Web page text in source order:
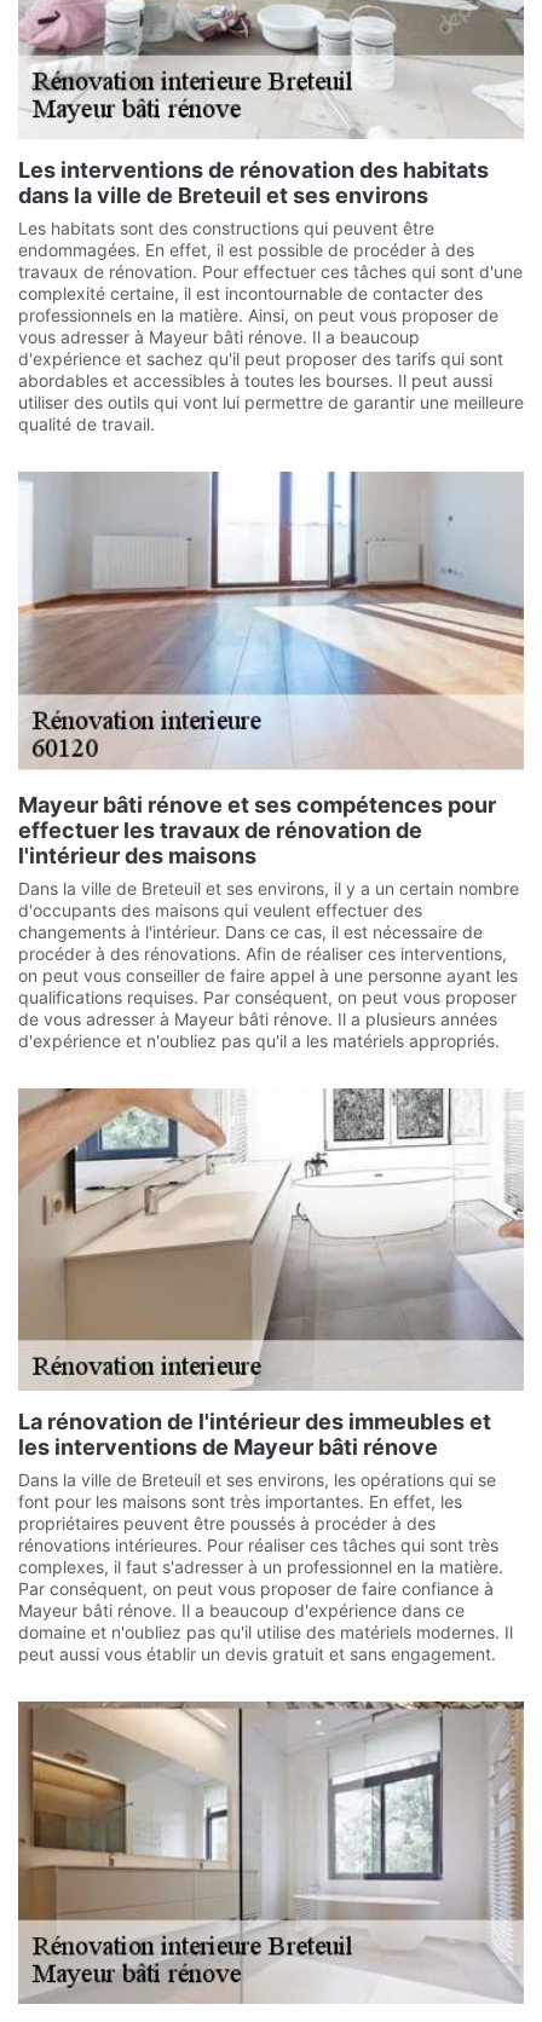
Les interventions de rénovation des habitats
dans la ville de Breteuil et ses environs
Les habitats sont des constructions qui peuvent être
endommagées. En effet, il est possible de procéder à des
travaux de rénovation. Pour effectuer ces tâches qui sont d'une
complexité certaine, il est incontournable de contacter des
professionnels en la matière. Ainsi, on peut vous proposer de
vous adresser à Mayeur bâti rénove. Il a beaucoup
d'expérience et sachez qu'il peut proposer des tarifs qui sont
abordables et accessibles à toutes les bourses. Il peut aussi
utiliser des outils qui vont lui permettre de garantir une meilleure
qualité de travail.
Mayeur bâti rénove et ses compétences pour
effectuer les travaux de rénovation de
l'intérieur des maisons
Dans la ville de Breteuil et ses environs, il y a un certain nombre
d'occupants des maisons qui veulent effectuer des
changements à l'intérieur. Dans ce cas, il est nécessaire de
procéder à des rénovations. Afin de réaliser ces interventions,
on peut vous conseiller de faire appel à une personne ayant les
qualifications requises. Par conséquent, on peut vous proposer
de vous adresser à Mayeur bâti rénove. Il a plusieurs années
d'expérience et n'oubliez pas qu'il a les matériels appropriés.
La rénovation de l'intérieur des immeubles et
les interventions de Mayeur bâti rénove
Dans la ville de Breteuil et ses environs, les opérations qui se
font pour les maisons sont très importantes. En effet, les
propriétaires peuvent être poussés à procéder à des
rénovations intérieures. Pour réaliser ces tâches qui sont très
complexes, il faut s'adresser à un professionnel en la matière.
Par conséquent, on peut vous proposer de faire confiance à
Mayeur bâti rénove. Il a beaucoup d'expérience dans ce
domaine et n'oubliez pas qu'il utilise des matériels modernes. Il
peut aussi vous établir un devis gratuit et sans engagement.